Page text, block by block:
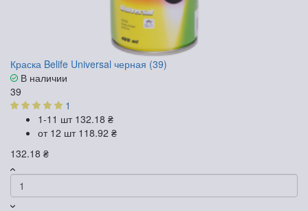
Краска Belife Universal черная (39)
В наличии
39
1
1-11 шт 132.18 ₴
от 12 шт 118.92 ₴
132.18 ₴